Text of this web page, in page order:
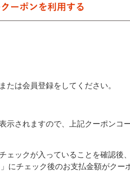
たは会員登録をしてください。
示されますので、上記クーポンコ
ェックが入っていることを確認後
にチェック後のお支払金額がクー